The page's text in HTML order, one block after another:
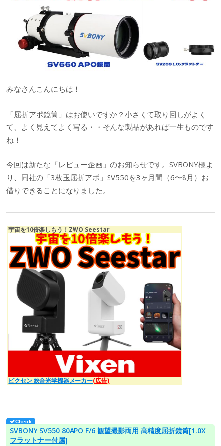
みなさんこんにちは！
「屈折アポ鏡筒」はお使いですか？小さくて取り回しがよく
て、よく見えてよく写る・・そんな製品があれば一生ものです
ね！
今回は新たな「レビュー企画」のお知らせです。SVBONY様よ
り、同社の「3枚玉屈折アポ」SV550を3ヶ月間（6〜8月）お
借りできることになりました。
宇宙を10倍楽しもう！ZWO Seestar
ビクセン 総合光学機器メーカー(広告)
SVBONY SV550 80APO F/6 観望撮影両用 高精度屈折鏡筒[1.0X
フラットナー付属]